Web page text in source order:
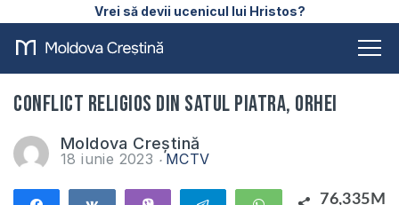
Vrei să devii ucenicul lui Hristos?
Conflict religios din satul Piatra, Orhei
Moldova Creștină
18 iunie 2023 MCTV
76,335M